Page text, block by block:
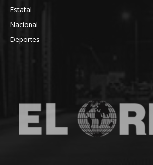
Estatal
Nacional
Deportes